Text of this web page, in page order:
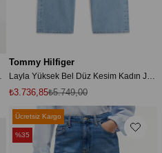
Tommy Hilfiger
₺3.736,85₺5.749,00
Ücretsiz Kargo
%35